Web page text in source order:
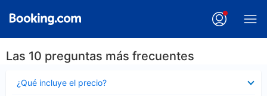
Las 10 preguntas más frecuentes
¿Qué incluye el precio?
cerrado